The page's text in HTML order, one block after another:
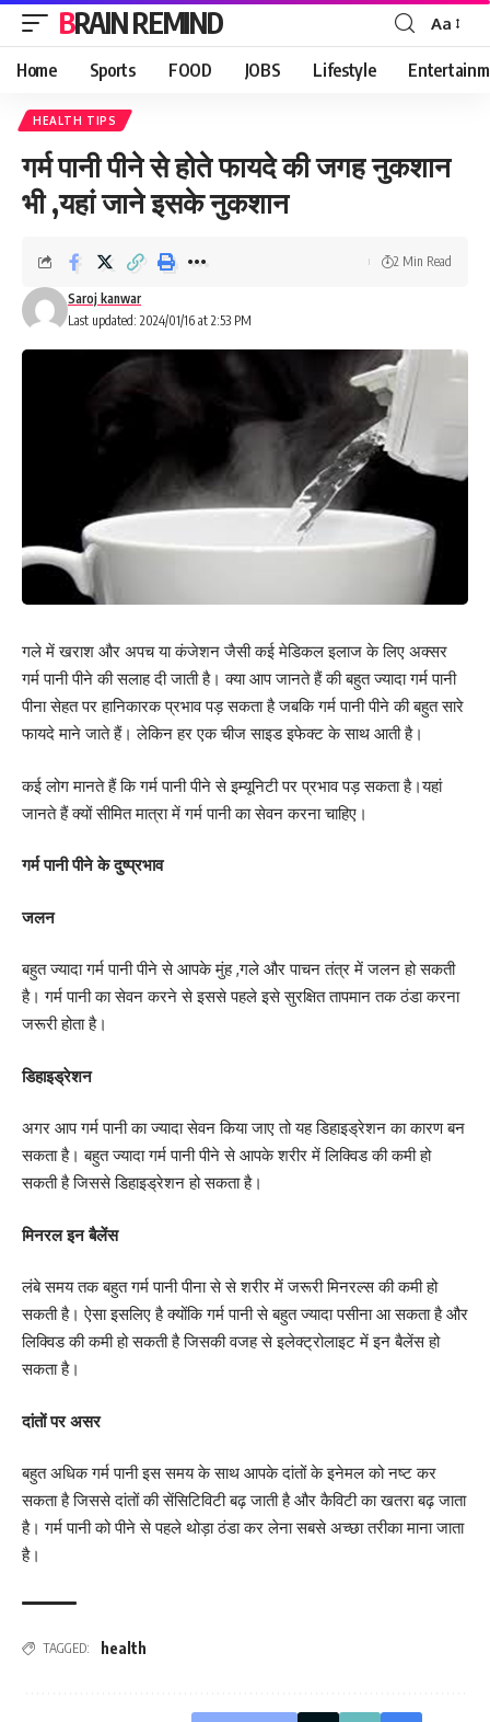
BRAIN REMIND
Font
Resizer
Aa
Home Sports FOOD JOBS Lifestyle
HEALTH TIPS
गर्म पानी पीने से होते फायदे की जगह नुकशान
भी ,यहां जाने इसके नुकशान
Last updated: 2024/01/16 at 2:53 PM
Saroj kanwar
2 Min Read
गले में खराश और अपच या कंजेशन जैसी कई मेडिकल इलाज के लिए अक्सर
गर्म पानी पीने की सलाह दी जाती है। क्या आप जानते हैं की बहुत ज्यादा गर्म पानी
पीना सेहत पर हानिकारक प्रभाव पड़ सकता है जबकि गर्म पानी पीने की बहुत सारे
फायदे माने जाते हैं। लेकिन हर एक चीज साइड इफेक्ट के साथ आती है।
कई लोग मानते हैं कि गर्म पानी पीने से इम्यूनिटी पर प्रभाव पड़ सकता है।यहां
जानते हैं क्यों सीमित मात्रा में गर्म पानी का सेवन करना चाहिए।
गर्म पानी पीने के दुष्प्रभाव
जलन
बहुत ज्यादा गर्म पानी पीने से आपके मुंह ,गले और पाचन तंत्र में जलन हो सकती
है। गर्म पानी का सेवन करने से इससे पहले इसे सुरक्षित तापमान तक ठंडा करना
जरूरी होता है।
डिहाइड्रेशन
अगर आप गर्म पानी का ज्यादा सेवन किया जाए तो यह डिहाइड्रेशन का कारण बन
सकता है। बहुत ज्यादा गर्म पानी पीने से आपके शरीर में लिक्विड की कमी हो
सकती है जिससे डिहाइड्रेशन हो सकता है।
मिनरल इन बैलेंस
लंबे समय तक बहुत गर्म पानी पीना से से शरीर में जरूरी मिनरल्स की कमी हो
सकती है। ऐसा इसलिए है क्योंकि गर्म पानी से बहुत ज्यादा पसीना आ सकता है और
लिक्विड की कमी हो सकती है जिसकी वजह से इलेक्ट्रोलाइट में इन बैलेंस हो
सकता है।
दांतों पर असर
बहुत अधिक गर्म पानी इस समय के साथ आपके दांतों के इनेमल को नष्ट कर
सकता है जिससे दांतों की सेंसिटिविटी बढ़ जाती है और कैविटी का खतरा बढ़ जाता
है। गर्म पानी को पीने से पहले थोड़ा ठंडा कर लेना सबसे अच्छा तरीका माना जाता
है।
TAGGED: health